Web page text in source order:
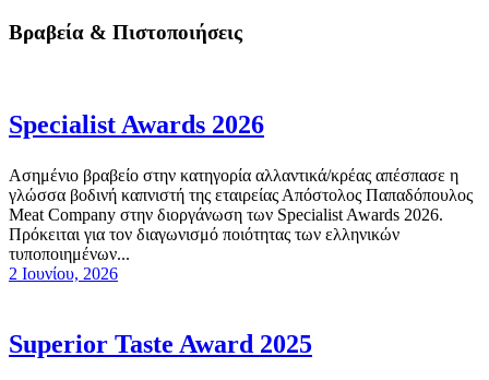
Βραβεία & Πιστοποιήσεις
Specialist Awards 2026
Ασημένιο βραβείο στην κατηγορία αλλαντικά/κρέας απέσπασε η
γλώσσα βοδινή καπνιστή της εταιρείας Απόστολος Παπαδόπουλος
Meat Company στην διοργάνωση των Specialist Awards 2026.
Πρόκειται για τον διαγωνισμό ποιότητας των ελληνικών
τυποποιημένων...
2 Ιουνίου, 2026
Superior Taste Award 2025